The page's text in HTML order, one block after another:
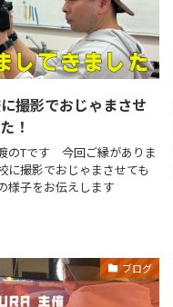
撮影でおじゃまさせ
！
のTです 今回ご縁がありま
に撮影でおじゃまさせても
様子をお伝えします
ブログ